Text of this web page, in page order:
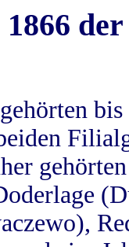
1866